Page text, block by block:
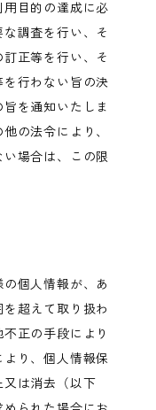
目的の達成に必
調査を行い、そ
正等を行い、そ
行わない旨の決
を通知いたしま
の法令により、
場合は、この限
個人情報が、あ
超えて取り扱わ
正の手段により
り、個人情報保
は消去（以下